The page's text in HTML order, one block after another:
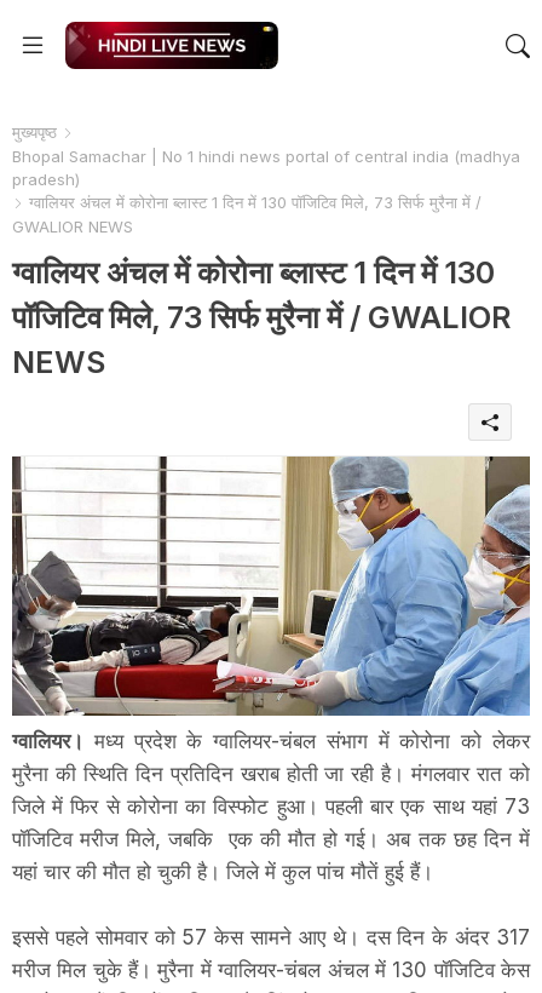
मुख्यपृष्ठ
Bhopal Samachar | No 1 hindi news portal of central india (madhya
pradesh)
ग्वालियर अंचल में कोरोना ब्लास्ट 1 दिन में 130 पॉजिटिव मिले, 73 सिर्फ मुरैना में /
GWALIOR NEWS
ग्वालियर अंचल में कोरोना ब्लास्ट 1 दिन में 130
पॉजिटिव मिले, 73 सिर्फ मुरैना में / GWALIOR
NEWS
ग्वालियर। मध्य प्रदेश के ग्वालियर-चंबल संभाग में कोरोना को लेकर
मुरैना की स्थिति दिन प्रतिदिन खराब होती जा रही है। मंगलवार रात को
जिले में फिर से कोरोना का विस्फोट हुआ। पहली बार एक साथ यहां 73
पॉजिटिव मरीज मिले, जबकि एक की मौत हो गई। अब तक छह दिन में
यहां चार की मौत हो चुकी है। जिले में कुल पांच मौतें हुई हैं।
इससे पहले सोमवार को 57 केस सामने आए थे। दस दिन के अंदर 317
मरीज मिल चुके हैं। मुरैना में ग्वालियर-चंबल अंचल में 130 पॉजिटिव केस